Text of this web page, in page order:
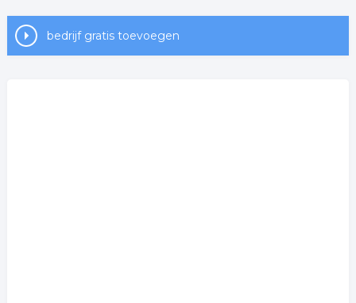
bedrijf gratis toevoegen